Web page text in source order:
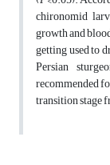
chironomid
growth and
getting used to
Persian
recommended
transition stage